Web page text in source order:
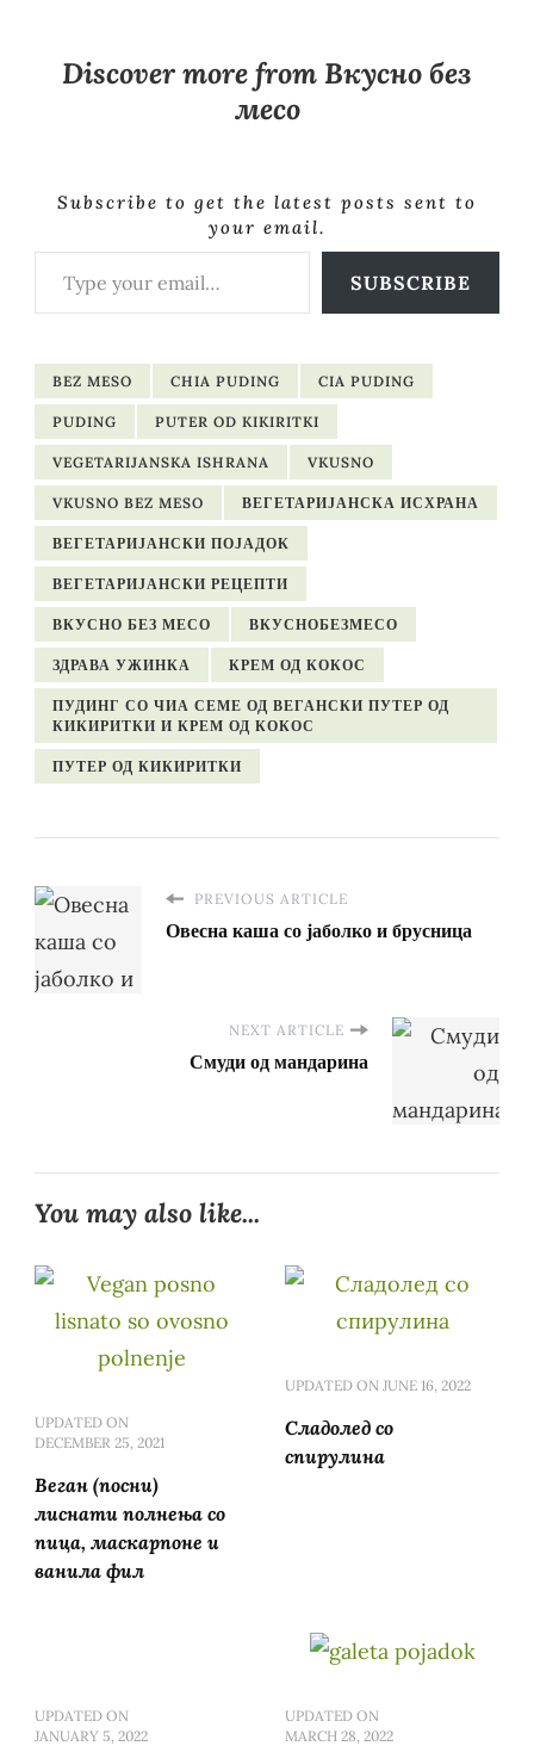
Discover more from Вкусно без
месо
Subscribe to get the latest posts sent to
your email.
Type your email…
SUBSCRIBE
BEZ MESO CHIA PUDING CIA PUDING
PUDING PUTER OD KIKIRITKI
VEGETARIJANSKA ISHRANA VKUSNO
VKUSNO BEZ MESO ВЕГЕТАРИЈАНСКА ИСХРАНА
ВЕГЕТАРИЈАНСКИ ПОЈАДОК
ВЕГЕТАРИЈАНСКИ РЕЦЕПТИ
ВКУСНО БЕЗ МЕСО ВКУСНОБЕЗМЕСО
ЗДРАВА УЖИНКА КРЕМ ОД КОКОС
ПУДИНГ СО ЧИА СЕМЕ ОД ВЕГАНСКИ ПУТЕР ОД
КИКИРИТКИ И КРЕМ ОД КОКОС
ПУТЕР ОД КИКИРИТКИ
PREVIOUS ARTICLE
Овесна каша со јаболко и брусница
NEXT ARTICLE
Смуди од мандарина
You may also like...
UPDATED ON
DECEMBER 25, 2021
Веган (посни)
лиснати полнења со
пица, маскарпоне и
ванила фил
UPDATED ON JUNE 16, 2022
Сладолед со
спирулина
UPDATED ON
JANUARY 5, 2022
UPDATED ON
MARCH 28, 2022